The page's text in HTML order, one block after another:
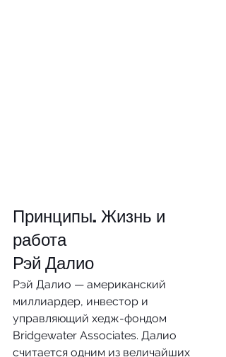
Принципы. Жизнь и
работа
Рэй Далио
Рэй Далио — американский
миллиардер, инвестор и
управляющий хедж-фондом
Bridgewater Associates. Далио
считается одним из величайших